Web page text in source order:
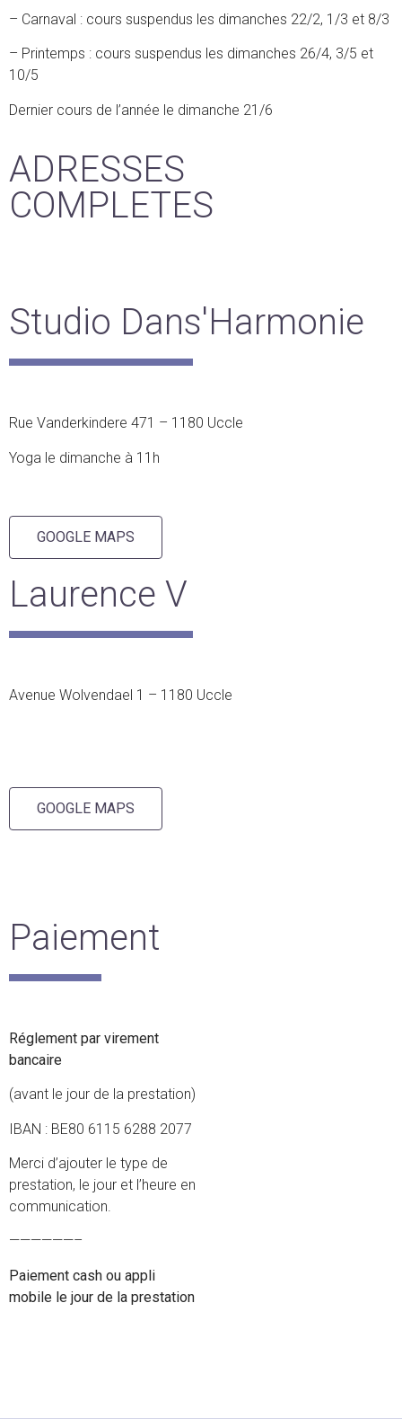
– Carnaval : cours suspendus les dimanches 22/2, 1/3 et 8/3
– Printemps : cours suspendus les dimanches 26/4, 3/5 et
10/5
Dernier cours de l’année le dimanche 21/6
ADRESSES
COMPLETES
Studio Dans'Harmonie
Rue Vanderkindere 471 – 1180 Uccle
Yoga le dimanche à 11h
GOOGLE MAPS
Laurence V
Avenue Wolvendael 1 – 1180 Uccle
GOOGLE MAPS
Paiement
Réglement par virement
bancaire
(avant le jour de la prestation)
IBAN : BE80 6115 6288 2077
Merci d’ajouter le type de
prestation, le jour et l’heure en
communication.
——————–
Paiement cash ou appli
mobile le jour de la prestation